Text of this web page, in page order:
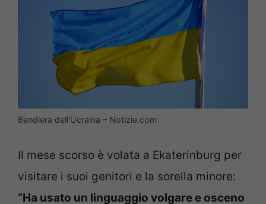
Bandiera dell’Ucraina – Notizie.com
Il mese scorso è volata a Ekaterinburg per
visitare i suoi genitori e la sorella minore:
“Ha usato un linguaggio volgare e osceno